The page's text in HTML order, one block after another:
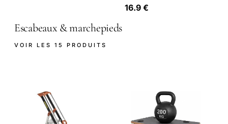
16.9 €
Escabeaux & marchepieds
VOIR LES 15 PRODUITS